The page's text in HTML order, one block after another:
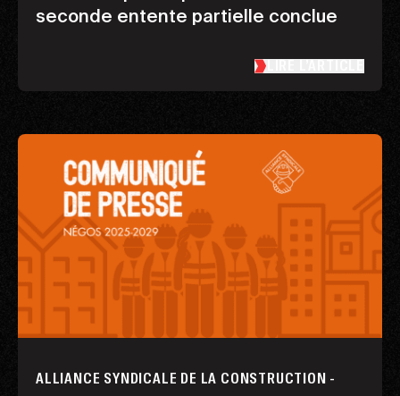
seconde entente partielle conclue
ALLIANCE SYNDICALE DE LA CONSTRUCTION -